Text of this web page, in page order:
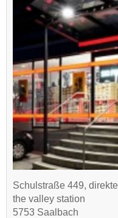
Schulstraße 449,
the valley station
5753 Saalbach